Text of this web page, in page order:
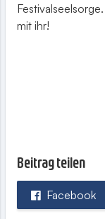
mit ihr!
Beitrag teilen
Facebook